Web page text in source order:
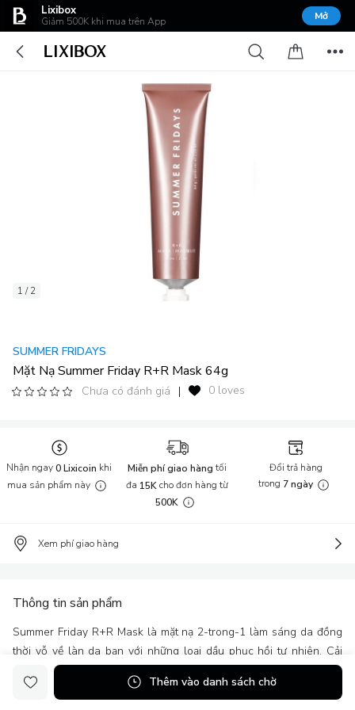
Lixibox
Giảm 500K khi mua trên App Mở
1 / 2
SUMMER FRIDAYS
Mặt Nạ Summer Friday R+R Mask 64g
Chưa có đánh giá | 0 loves
Nhận ngay0 Lixicoin khi
mua sản phẩm này
Miễn phí giao hàngtối
đa 15Kcho đơn hàng từ
500K
Đổi trả hàng
trong 7 ngày
Xem phí giao hàng
Thông tin sản phẩm
Summer Friday R+R Mask là mặt nạ 2-trong-1 làm sáng da đồng
thời vỗ về làn da bạn với những loại dầu phục hồi tự nhiên. Cải
thiện cho da gặp vấn đề: - Đồi mồi, tàn nhang - Khô - Có nếp nhăn
và rãnh nhăn Thành phần nổi bật: - Tetrahexyldecyl Ascorbate
Thêm vào danh sách chờ